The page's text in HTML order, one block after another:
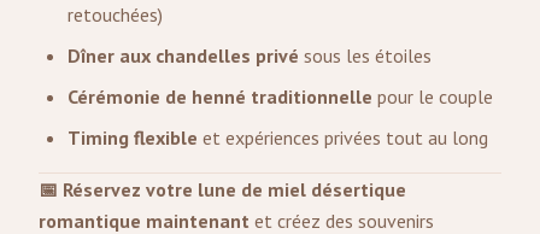
retouchées)
Dîner aux chandelles privé sous les étoiles
Cérémonie de henné traditionnelle pour le couple
Timing flexible et expériences privées tout au long
📅 Réservez votre lune de miel désertique
romantique maintenant et créez des souvenirs